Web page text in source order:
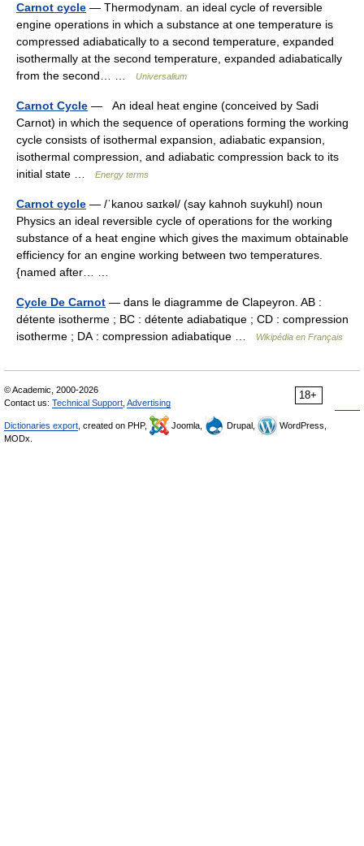
Carnot cycle — Thermodynam. an ideal cycle of reversible
engine operations in which a substance at one temperature is
compressed adiabatically to a second temperature, expanded
isothermally at the second temperature, expanded adiabatically
from the second… …
Universalium
Carnot Cycle — An ideal heat engine (conceived by Sadi
Carnot) in which the sequence of operations forming the working
cycle consists of isothermal expansion, adiabatic expansion,
isothermal compression, and adiabatic compression back to its
initial state …
Energy terms
Carnot cycle — /ˈkanoʊ saɪkəl/ (say kahnoh suykuhl) noun
Physics an ideal reversible cycle of operations for the working
substance of a heat engine which gives the maximum obtainable
efficiency for an engine working between two temperatures.
{named after… …
Cycle De Carnot — dans le diagramme de Clapeyron. AB :
détente isotherme ; BC : détente adiabatique ; CD : compression
isotherme ; DA : compression adiabatique …
Wikipédia en Français
18+
© Academic, 2000-2026
Contact us: Technical Support Advertising
Dictionaries export , created on PHP, Joomla, Drupal,
WordPress,
MODx.